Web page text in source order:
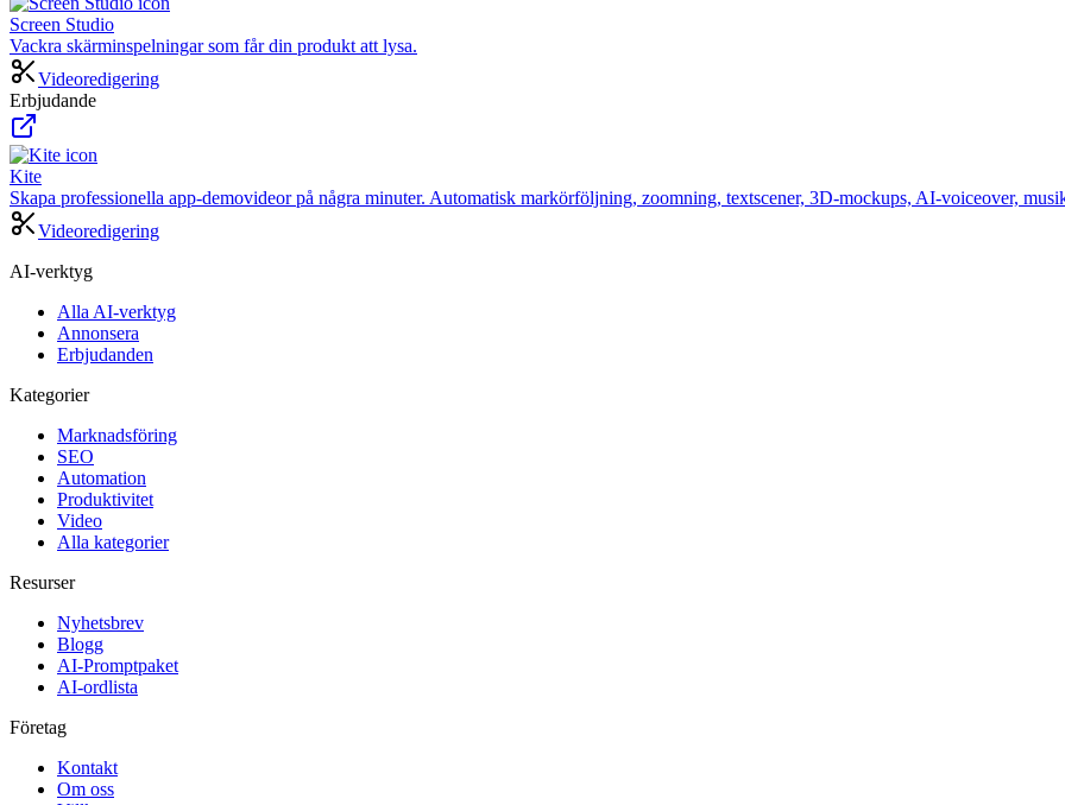
Screen Studio
Vackra skärminspelningar som får din produkt att lysa.
Videoredigering
Erbjudande
Kite
Skapa professionella app-demovideor på några minuter. Automatisk markörföljning, zoomning, textscener, 3D-mockups, AI-voiceover,
Videoredigering
AI-verktyg
Alla AI-verktyg
Annonsera
Erbjudanden
Kategorier
Marknadsföring
SEO
Automation
Produktivitet
Video
Alla kategorier
Resurser
Nyhetsbrev
Blogg
AI-Promptpaket
AI-ordlista
Företag
Kontakt
Om oss